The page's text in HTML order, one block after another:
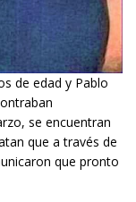
de edad y Pablo
se encuentran
que a través de
que pronto